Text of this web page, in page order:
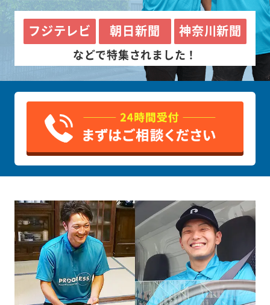
フジテレビ 朝日新聞 神奈川新聞
などで特集されました！